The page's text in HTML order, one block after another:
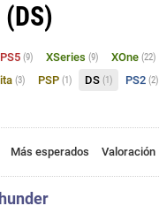
PS5 (9) XSeries (9) XOne (22)
(3) PSP (1) DS (1) PS2 (2)
Más esperados Valoración